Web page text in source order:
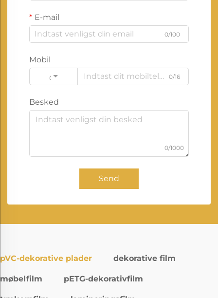
E-mail
0/100
Mobil
Code
0/16
Besked
0/1000
Send
pVC-dekorative plader dekorative film
møbelfilm pETG-dekorativfilm